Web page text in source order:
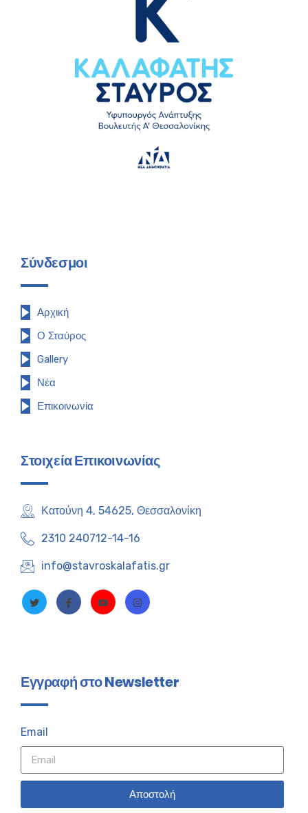
Σύνδεσμοι
Αρχική
Ο Σταύρος
Gallery
Νέα
Επικοινωνία
Στοιχεία Επικοινωνίας
Κατούνη 4, 54625, Θεσσαλονίκη
2310 240712-14-16
info@stavroskalafatis.gr
Εγγραφή στο Newsletter
Email
Αποστολή